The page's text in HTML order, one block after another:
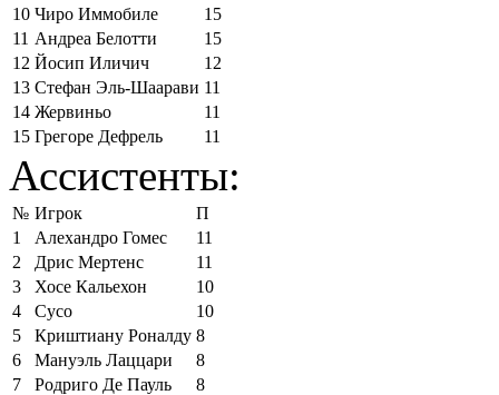
10 Чиро Иммобиле
15
11 Андреа Белотти
15
12 Йосип Иличич
12
13 Стефан Эль-Шаарави 11
14 Жервиньо
11
15 Грегоре Дефрель 11
Ассистенты:
№ Игрок
П
1
Алехандро Гомес
11
2
Дрис Мертенс
11
3
Хосе Кальехон
10
4
Сусо
10
5
Криштиану Роналду 8
6
Мануэль Лаццари
8
7
Родриго Де Пауль
8